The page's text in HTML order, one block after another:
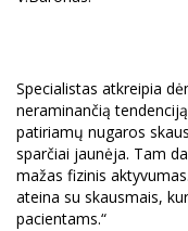
Specialistas atkreipia
neraminančią
patiriamų nugaros
sparčiai jaunėja. Tam
mažas fizinis
ateina su skausmais,
pacientams.“